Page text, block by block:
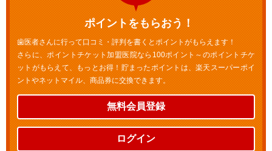
ポイントをもらおう！
歯医者さんに行って口コミ・評判を書くとポイントがもらえます！
さらに、ポイントチケット加盟医院なら100ポイント～のポイントチケ
ットがもらえて、もっとお得！貯まったポイントは、楽天スーパーポイ
ントやネットマイル、商品券に交換できます。
無料会員登録
ログイン